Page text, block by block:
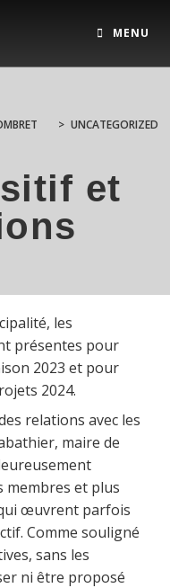
MENU
> UNCATEGORIZED
et
les
présentes pour
2023 et pour
2024.
relations avec les
maire de
membres et plus
œuvrent parfois
Comme souligné
sans les
ni être proposé